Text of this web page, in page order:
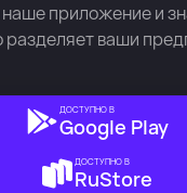
наше приложение и
разделяет ваши
ДОСТУПНО В
Google Play
ДОСТУПНО В
RuStore